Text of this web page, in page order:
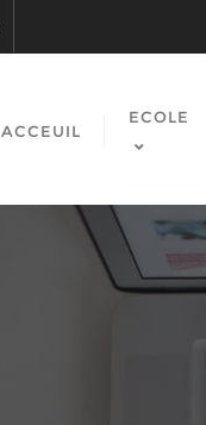
ACCEUIL
ECOLE